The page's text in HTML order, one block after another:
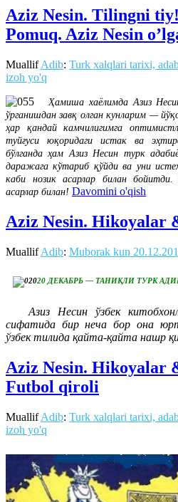
Aziz Nesin. Tilingni
Pomuq. Aziz Nesin
MuallifAdib: Turk xalqlari tarixi,
izoh yo'q
Ҳамиша хаёлимда Азиз
ўрганишдан завқ олган кунларим —
ҳар қандай камчилигимга
туйғуси юқоридаги истак ва
бўлганда ҳам Азиз Несин турк
даражага кўтариб қўйди ва уни
каби нозик асарлар билан бойитди.
асарлар билан! Davomini o'qish
Aziz Nesin. Hikoyalar
MuallifAdib: Muborak kun
20 ДЕКАБРЬ — ТАНИҚЛИ ТУРК
Азиз Несин ўзбек
сифатида бир неча бор она
ўзбек тилида қайта-қайта нашр
Aziz Nesin. Hikoyalar
Futbol qiroli
MuallifAdib: Turk xalqlari tarixi,
izoh yo'q